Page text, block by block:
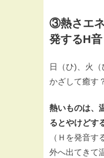
③熱さエ
発するH音
日（ひ)、火
かざして癒す
熱いものは、
るとやけどす
（Ｈを発音す
外へ出てきて